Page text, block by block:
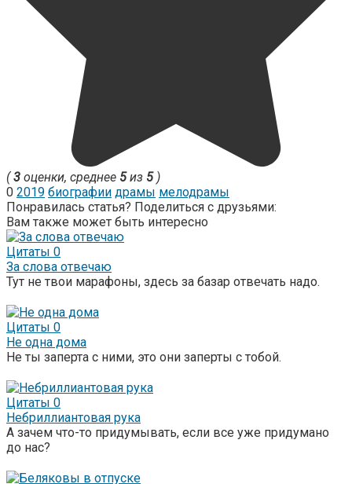
(3 оценки, среднее 5из 5)
0 2019 биографии драмы мелодрамы
Понравилась статья? Поделиться с друзьями:
Вам также может быть интересно
Цитаты 0
За слова отвечаю
Тут не твои марафоны, здесь за базар отвечать надо.
Цитаты 0
Не одна дома
Не ты заперта с ними, это они заперты с тобой.
Цитаты 0
Небриллиантовая рука
А зачем что-то придумывать, если все уже придумано
до нас?